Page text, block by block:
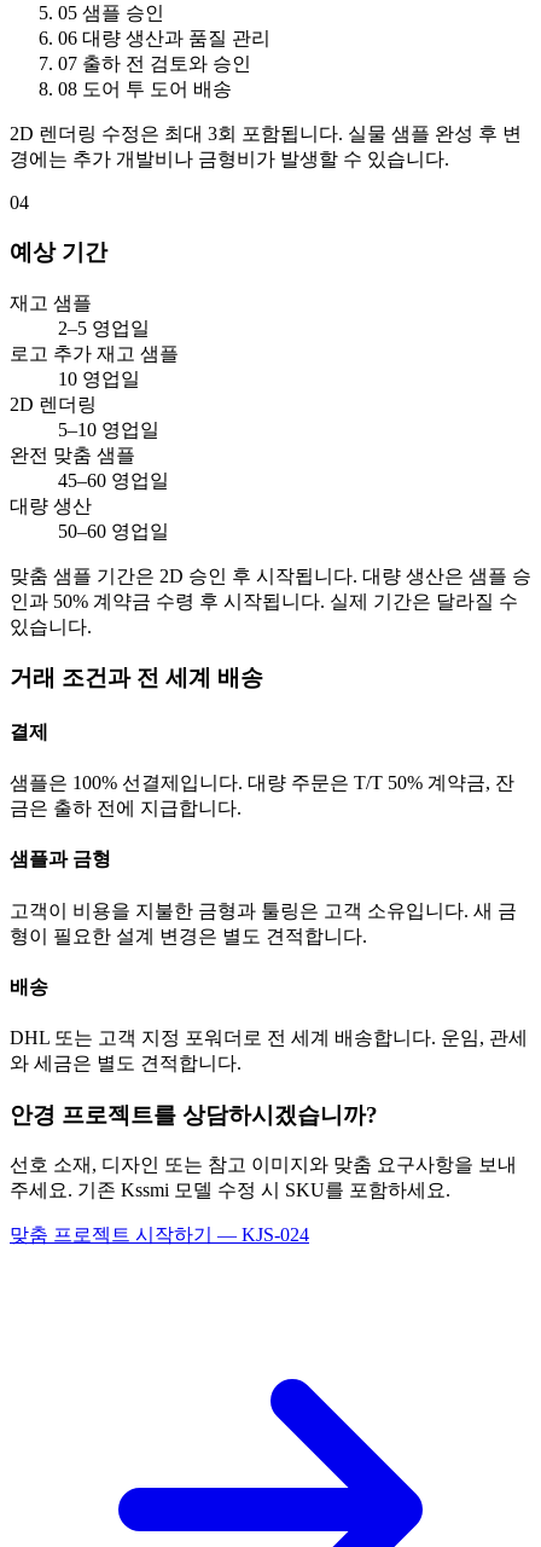
05 샘플 승인
06 대량 생산과 품질 관리
07 출하 전 검토와 승인
08 도어 투 도어 배송
2D 렌더링 수정은 최대 3회 포함됩니다. 실물 샘플 완성 후 변
경에는 추가 개발비나 금형비가 발생할 수 있습니다.
04
예상 기간
재고 샘플
2–5 영업일
로고 추가 재고 샘플
10 영업일
2D 렌더링
5–10 영업일
완전 맞춤 샘플
45–60 영업일
대량 생산
50–60 영업일
맞춤 샘플 기간은 2D 승인 후 시작됩니다. 대량 생산은 샘플 승
인과 50% 계약금 수령 후 시작됩니다. 실제 기간은 달라질 수
있습니다.
거래 조건과 전 세계 배송
결제
샘플은 100% 선결제입니다. 대량 주문은 T/T 50% 계약금, 잔
금은 출하 전에 지급합니다.
샘플과 금형
고객이 비용을 지불한 금형과 툴링은 고객 소유입니다. 새 금
형이 필요한 설계 변경은 별도 견적합니다.
배송
DHL 또는 고객 지정 포워더로 전 세계 배송합니다. 운임, 관세
와 세금은 별도 견적합니다.
안경 프로젝트를 상담하시겠습니까?
선호 소재, 디자인 또는 참고 이미지와 맞춤 요구사항을 보내
주세요. 기존 Kssmi 모델 수정 시 SKU를 포함하세요.
맞춤 프로젝트 시작하기 — KJS-024